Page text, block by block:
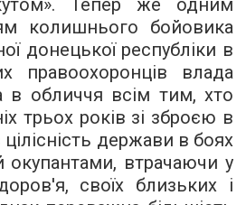
Тепер же одним
колишнього бойовика
донецької республіки в
правоохоронців влада
в обличчя всім тим, хто
трьох років зі зброєю в
держави в боях
окупантами, втрачаючи у
своїх близьких і